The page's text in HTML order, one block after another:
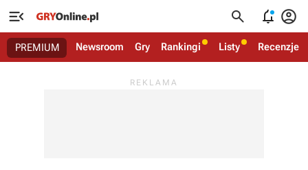
   
PREMIUM Newsroom Gry Rankingi Listy Recenzje